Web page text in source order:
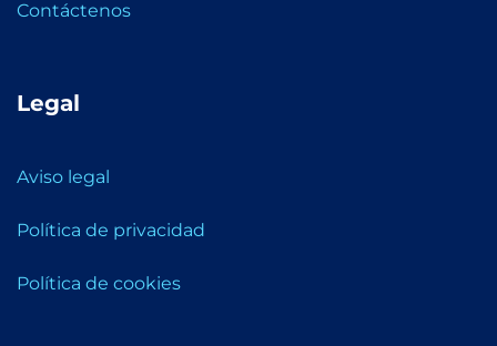
Contáctenos
Legal
Aviso legal
Política de privacidad
Política de cookies